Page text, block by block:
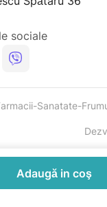
sociale
Sanatate-
Adaugă in coş